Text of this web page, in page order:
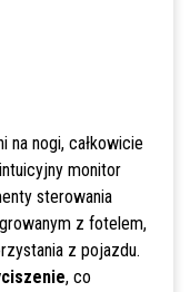
nogi, całkowicie
monitor
sterowania
z fotelem,
z pojazdu.
, co